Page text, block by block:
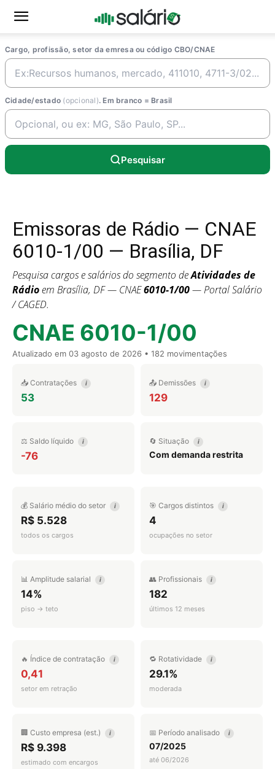
Cargo, profissão, setor da emresa ou código CBO/CNAE
Cidade/estado (opcional). Em branco = Brasil
Pesquisar
Emissoras de Rádio — CNAE
6010-1/00 — Brasília, DF
Pesquisa cargos e salários do segmento deAtividades de
Rádioem Brasília, DF — CNAE6010-1/00— Portal Salário
/ CAGED.
CNAE 6010-1/00
Atualizado em 03 agosto de 2026 • 182 movimentações
📥 Contratações i
53
📤 Demissões i
129
⚖️ Saldo líquido i
-76
🔄 Situação i
Com demanda restrita
💰 Salário médio do setor i
R$ 5.528
todos os cargos
🎯 Cargos distintos i
4
ocupações no setor
📊 Amplitude salarial i
14%
piso → teto
👥 Profissionais i
182
últimos 12 meses
🔥 Índice de contratação i
0,41
setor em retração
🔁 Rotatividade i
29.1%
moderada
🏢 Custo empresa (est.) i
R$ 9.398
estimado com encargos
📅 Período analisado i
07/2025
até 06/2026